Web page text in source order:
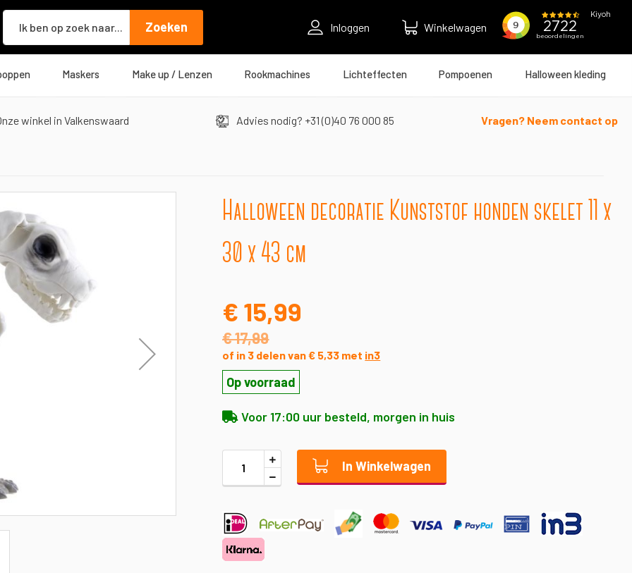
Zoeken Inloggen Winkelwagen
Maskers Make up / Lenzen Rookmachines Lichteffecten Pompoenen Halloween kleding
winkel in Valkenswaard Advies nodig? +31 (0)40 76 000 85 Vragen? Neem contact op
Halloween decoratie Kunststof honden skelet 11 x
30 x 43 cm
€ 15,99
€ 17,99
of in 3 delen van € 5,33 met in3
Op voorraad
Voor 17:00 uur besteld, morgen in huis
In Winkelwagen